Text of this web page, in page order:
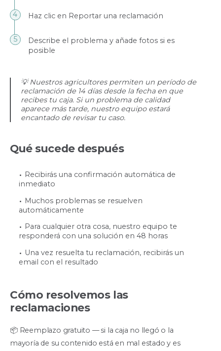
Haz clic en Reportar una reclamación
Describe el problema y añade fotos si es
posible
💡 Nuestros agricultores permiten un período de
reclamación de 14 días desde la fecha en que
recibes tu caja. Si un problema de calidad
aparece más tarde, nuestro equipo estará
encantado de revisar tu caso.
Qué sucede después
Recibirás una confirmación automática de
inmediato
Muchos problemas se resuelven
automáticamente
Para cualquier otra cosa, nuestro equipo te
responderá con una solución en 48 horas
Una vez resuelta tu reclamación, recibirás un
email con el resultado
Cómo resolvemos las
reclamaciones
📦 Reemplazo gratuito — si la caja no llegó o la
mayoría de su contenido está en mal estado y es